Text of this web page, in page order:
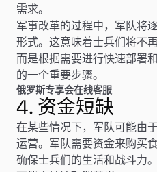
需求。
军事改革的过程中，军队将
形式。这意味着士兵们将不
而是根据需要进行快速部署
的一个重要步骤。
俄罗斯专享会在线客服
4. 资金短缺
在某些情况下，军队可能由
运营。军队需要资金来购买
确保士兵们的生活和战斗力